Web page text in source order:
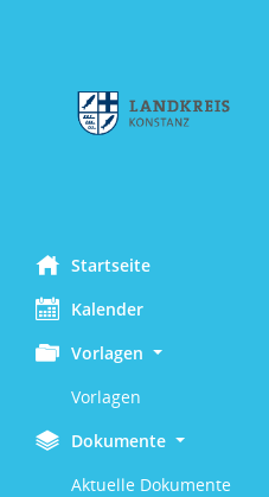
Startseite
Kalender
Vorlagen
Vorlagen
Dokumente
Aktuelle Dokumente